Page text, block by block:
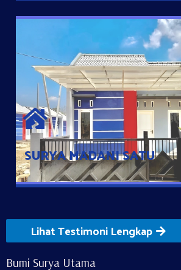
SURYA MADANI SATU
SURYA MADANI SATU
Satu-satunya Hunian nyaman dengan harga
jutaan dengan lokasi strategis di Tuban
Lihat Testimoni Lengkap
Bumi Surya Utama